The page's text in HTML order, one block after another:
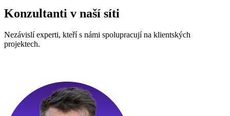
Konzultanti v naší síti
Nezávislí experti, kteří s námi spolupracují na klientských
projektech.